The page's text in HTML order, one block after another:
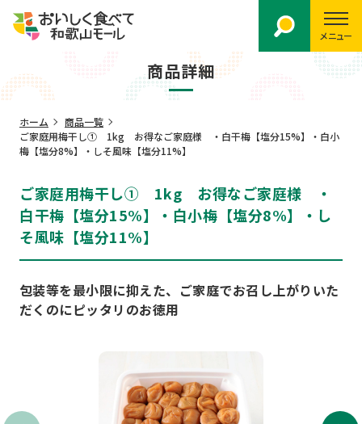
メニュー
商品詳細
ホーム
商品一覧
ご家庭用梅干し① 1kg お得なご家庭様 ・白干梅【塩分15%】・白小
梅【塩分8%】・しそ風味【塩分11%】
ご家庭用梅干し① 1kg お得なご家庭様 ・
白干梅【塩分15%】・白小梅【塩分8%】・し
そ風味【塩分11%】
包装等を最小限に抑えた、ご家庭でお召し上がりいた
だくのにピッタリのお徳用